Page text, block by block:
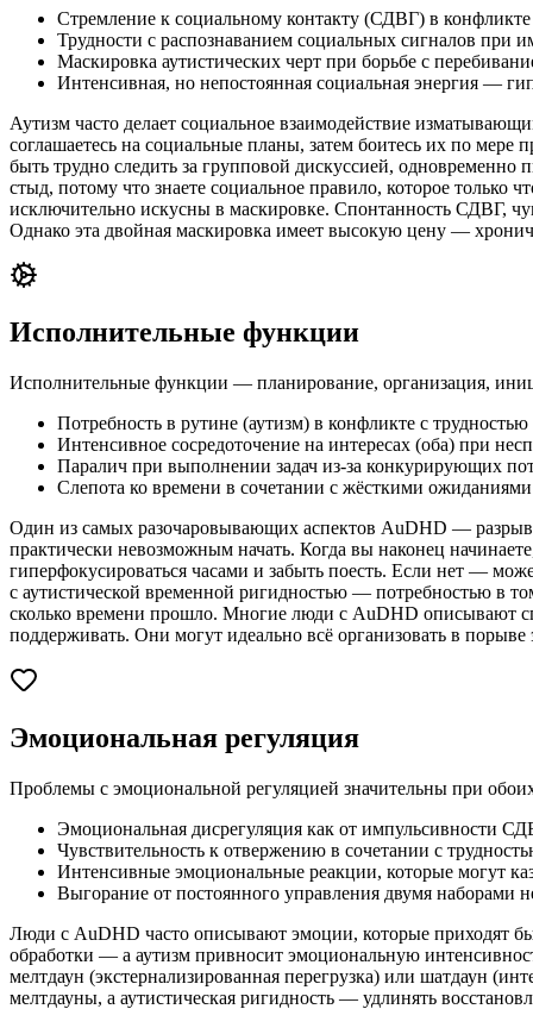
Стремление к социальному контакту (СДВГ) в
Трудности с распознаванием социальных сигналов при
Маскировка аутистических черт при борьбе с
Интенсивная, но непостоянная социальная энергия —
Аутизм часто делает социальное взаимодействие
соглашаетесь на социальные планы, затем боитесь их по
быть трудно следить за групповой дискуссией,
стыд, потому что знаете социальное правило, которое
исключительно искусны в маскировке. Спонтанность СДВГ,
Однако эта двойная маскировка имеет высокую цену —
Исполнительные функции
Исполнительные функции — планирование, организация,
Потребность в рутине (аутизм) в конфликте с
Интенсивное сосредоточение на интересах (оба) при
Паралич при выполнении задач из-за конкурирующих
Слепота ко времени в сочетании с жёсткими
Один из самых разочаровывающих аспектов AuDHD —
практически невозможным начать. Когда вы наконец
гиперфокусироваться часами и забыть поесть. Если нет —
с аутистической временной ригидностью — потребностью в
сколько времени прошло. Многие люди с AuDHD описывают
поддерживать. Они могут идеально всё организовать в
Эмоциональная регуляция
Проблемы с эмоциональной регуляцией значительны при
Эмоциональная дисрегуляция как от импульсивности
Чувствительность к отвержению в сочетании с
Интенсивные эмоциональные реакции, которые могут
Выгорание от постоянного управления двумя наборами
Люди с AuDHD часто описывают эмоции, которые приходят
обработки — а аутизм привносит эмоциональную
мелтдаун (экстернализированная перегрузка) или шатдаун
мелтдауны, а аутистическая ригидность — удлинять